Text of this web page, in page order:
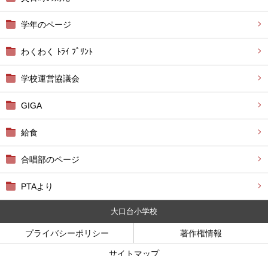
学年のページ
わくわく ﾄﾗｲ ﾌﾟﾘﾝﾄ
学校運営協議会
GIGA
給食
合唱部のページ
PTAより
大口台小学校
プライバシーポリシー 著作権情報
サイトマップ